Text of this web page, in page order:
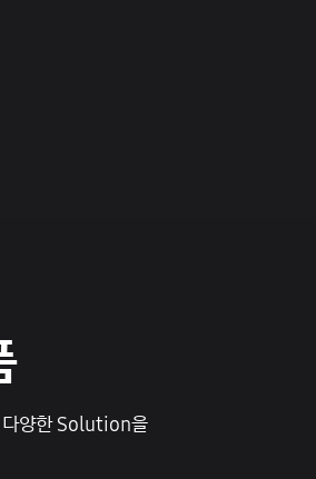
다양한 Solution을